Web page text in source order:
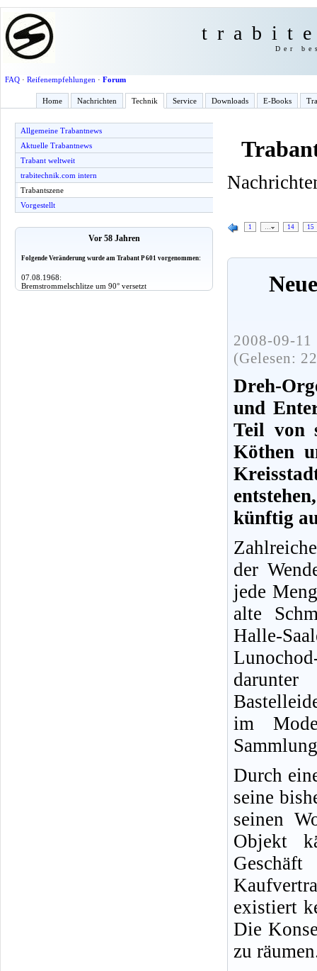
Der
FAQ· Reifenempfehlungen · Forum
Home Nachrichten Technik Service Downloads E-Books
Allgemeine Trabantnews
Aktuelle Trabantnews
Trabant weltweit
trabitechnik.com intern
Trabantszene
Vorgestellt
Vor 58 Jahren
Folgende Veränderung wurde am Trabant P 601 vorgenommen:
07.08.1968:
Bremstrommelschlitze um 90° versetzt
1 14 15
2008-09-
(Gelesen:
Dreh-
und
Teil von
Köthen
künftig
der
jede
alte
Halle-
darunter
im
Durch
seine
seinen
Objekt
existiert
Die
zu